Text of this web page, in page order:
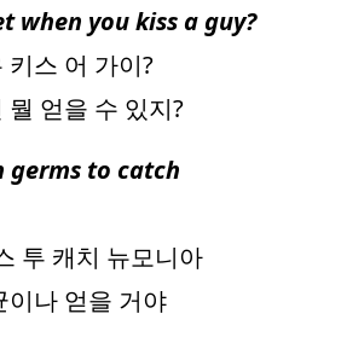
when you kiss a guy?
키스 어 가이?
얻을 수 있지?
germs to catch
투 캐치 뉴모니아
이나 얻을 거야